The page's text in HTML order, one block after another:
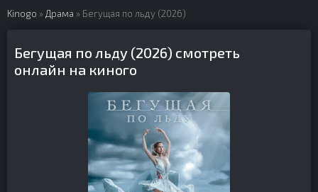
Kinogo » Драма » Бегущая по льду (2026)
Бегущая по льду (2026) смотреть
онлайн на киного